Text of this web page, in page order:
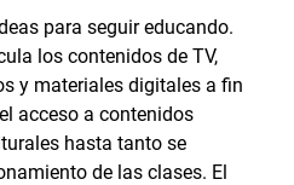
para seguir educando.
los contenidos de TV,
y materiales digitales a fin
acceso a contenidos
hasta tanto se
de las clases. El